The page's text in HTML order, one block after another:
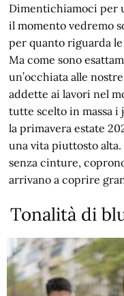
Dimentichiamoci per
il momento vedremo
per quanto riguarda
Ma come sono
un’occhiata alle
addette ai lavori nel
tutte scelto in massa i
la primavera estate
una vita piuttosto
senza cinture,
arrivano a coprire
Tonalità di